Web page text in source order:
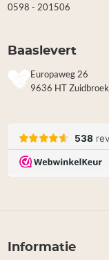
0598 - 201506
Baaslevert
Europaweg 26
9636 HT Zuidbroek
Informatie